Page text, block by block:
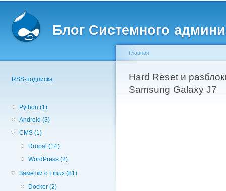
Блог Системного
RSS-подписка
Python (1)
Android (3)
CMS (1)
Drupal (14)
WordPress (2)
Заметки о Linux (81)
Docker (2)
Вы здесь
Главная
Hard Reset и
Samsung Galaxy J7